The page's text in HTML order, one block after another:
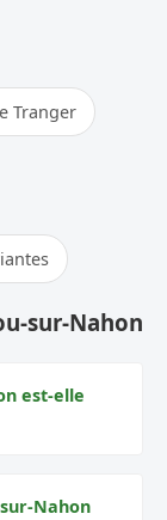
Tranger
sur-Nahon
est-elle
Nahon